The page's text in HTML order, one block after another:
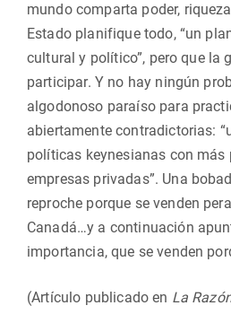
mundo comparta poder,
Estado planifique todo, “un
cultural y político”, pero que la
participar. Y no hay ningún
algodonoso paraíso para
abiertamente contradictorias:
políticas keynesianas con
empresas privadas”. Una
reproche porque se venden
Canadá…y a continuación
importancia, que se venden
(Artículo publicado en La